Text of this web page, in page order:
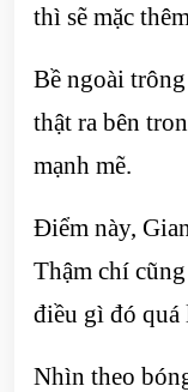
thì sẽ mặc
Bề ngoài
thật ra bên
mạnh mẽ.
Điểm này,
Thậm chí
điều gì đó quá
Nhìn theo